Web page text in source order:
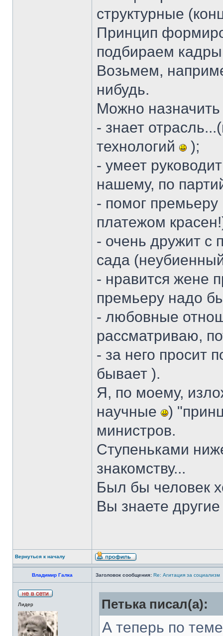
структурные
Принцип
подбираем
Возьмем,
нибудь.
Можно
- знает
технологий
);
- умеет
нашему, по
- помог премьеру
платежом
- очень дружит с
сада
- нравится жене
премьеру надо
- любовные
рассматриваю,
- за него просит
бывает ).
Я, по моему,
научные
)
министров.
Ступеньками
знакомству...
Был бы человек
Вы знаете
Вернуться к началу
Владимир Галка Заголовок сообщения: Re: Агитация за социализм
Лидер Петька писал(а):
А теперь по